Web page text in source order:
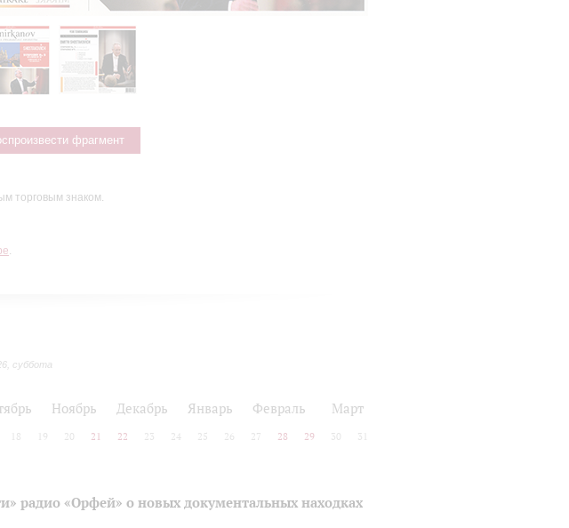
фрагмент
торговым знаком.
.
суббота
Ноябрь Декабрь Январь Февраль Март
18 19 20 21 22 23 24 25 26 27 28 29 30 31
радио «Орфей» о новых документальных находках